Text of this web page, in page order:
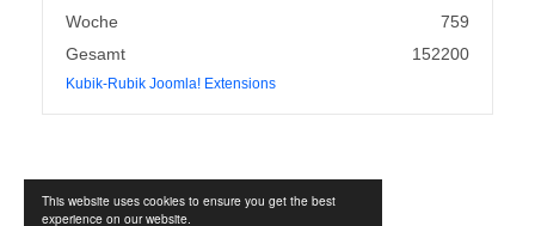
This website uses cookies to ensure you get the best
experience on our website.
Woche
759
Gesamt
152200
Kubik-Rubik Joomla! Extensions